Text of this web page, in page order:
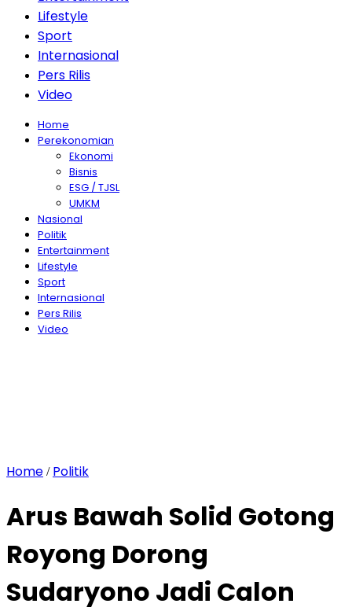
Lifestyle
Sport
Internasional
Pers Rilis
Video
Home
Perekonomian
Ekonomi
Bisnis
ESG / TJSL
UMKM
Nasional
Politik
Entertainment
Lifestyle
Sport
Internasional
Pers Rilis
Video
Home / Politik
Arus Bawah Solid Gotong
Royong Dorong
Sudaryono Jadi Calon